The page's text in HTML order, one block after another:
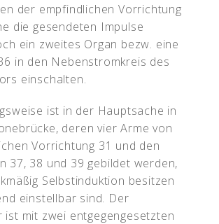
der empfindlichen Vorrichtung
die gesendeten Impulse
ein zweites Organ bezw. eine
in den Nebenstromkreis des
einschalten.
ist in der Hauptsache in
deren vier Arme von
Vorrichtung 31 und den
37, 38 und 39 gebildet werden,
Selbstinduktion besitzen
einstellbar sind. Der
ist mit zwei entgegengesetzten